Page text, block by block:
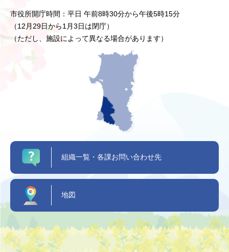
市役所開庁時間：平日 午前8時30分から午後5時15分
（12月29日から1月3日は閉庁）
（ただし、施設によって異なる場合があります）
組織一覧・各課お問い合わせ先
地図